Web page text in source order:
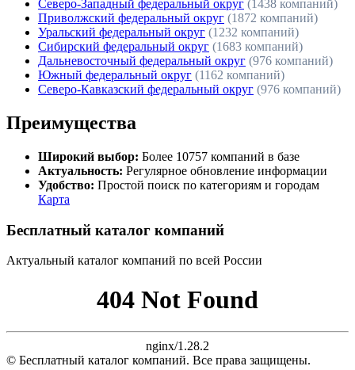
Северо-Западный федеральный округ (1438 компаний)
Приволжский федеральный округ (1872 компаний)
Уральский федеральный округ (1232 компаний)
Сибирский федеральный округ (1683 компаний)
Дальневосточный федеральный округ (976 компаний)
Южный федеральный округ (1162 компаний)
Северо-Кавказский федеральный округ (976 компаний)
Преимущества
Широкий выбор: Более 10757 компаний в базе
Актуальность: Регулярное обновление информации
Удобство: Простой поиск по категориям и городам
Карта
Бесплатный каталог компаний
Актуальный каталог компаний по всей России
404 Not Found
nginx/1.28.2
© Бесплатный каталог компаний. Все права защищены.